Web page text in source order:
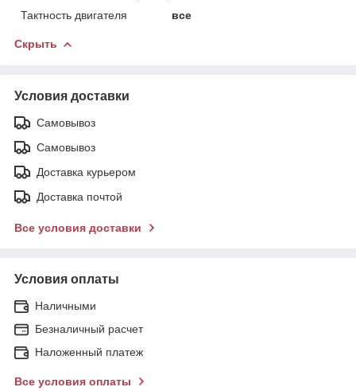
Тактность двигателя
все
Скрыть
Условия доставки
Самовывоз
Самовывоз
Доставка курьером
Доставка почтой
Все условия доставки
Условия оплаты
Наличными
Безналичный расчет
Наложенный платеж
Все условия оплаты